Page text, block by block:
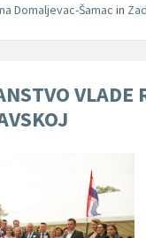
Domaljevac-Šamac in
VLADE